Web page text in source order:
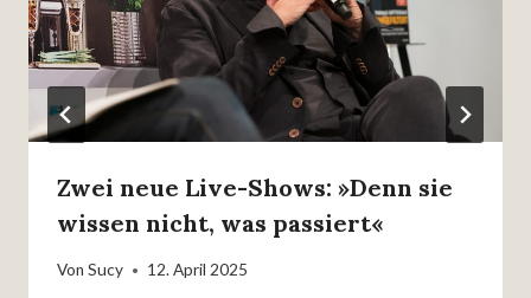
Zwei neue Live-Shows: »Denn sie
wissen nicht, was passiert«
Von Sucy 12. April 2025